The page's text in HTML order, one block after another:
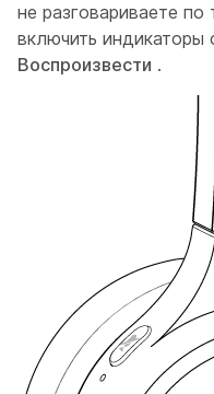
не разговариваете
включить
Воспроизвести .